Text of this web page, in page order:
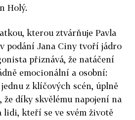
Holý.
kterou ztvárňuje Pavla
podání Jana Cinytvoří jádro
přiznává, že natáčení
emocionální a osobní:
z klíčových scén, úplně
že díky skvělému napojení na
lidi, kteří se ve svém životě